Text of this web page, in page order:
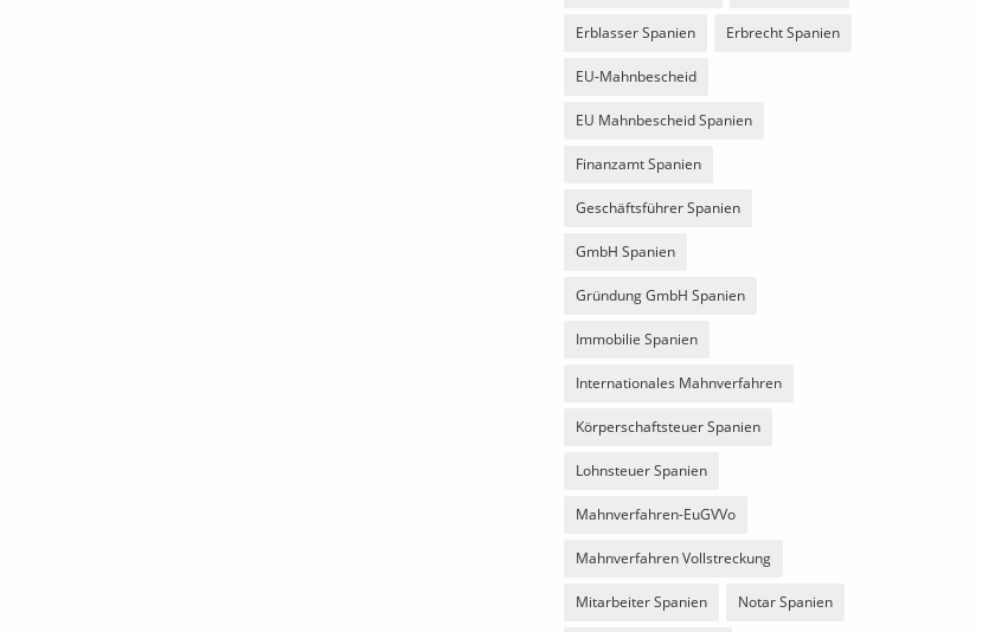
Erblasser Spanien Erbrecht Spanien
EU-Mahnbescheid
EU Mahnbescheid Spanien
Finanzamt Spanien
Geschäftsführer Spanien
GmbH Spanien
Gründung GmbH Spanien
Immobilie Spanien
Internationales Mahnverfahren
Körperschaftsteuer Spanien
Lohnsteuer Spanien
Mahnverfahren-EuGVVo
Mahnverfahren Vollstreckung
Mitarbeiter Spanien Notar Spanien